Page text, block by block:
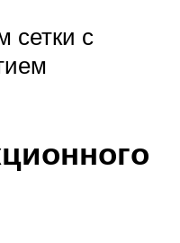
сетки с